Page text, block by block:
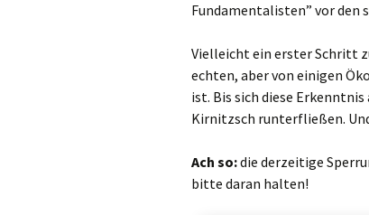
Fundamentalisten” vor den
Vielleicht ein erster Schritt
echten, aber von einigen
ist. Bis sich diese
Kirnitzsch runterfließen.
Ach so:die derzeitige
bitte daran halten!